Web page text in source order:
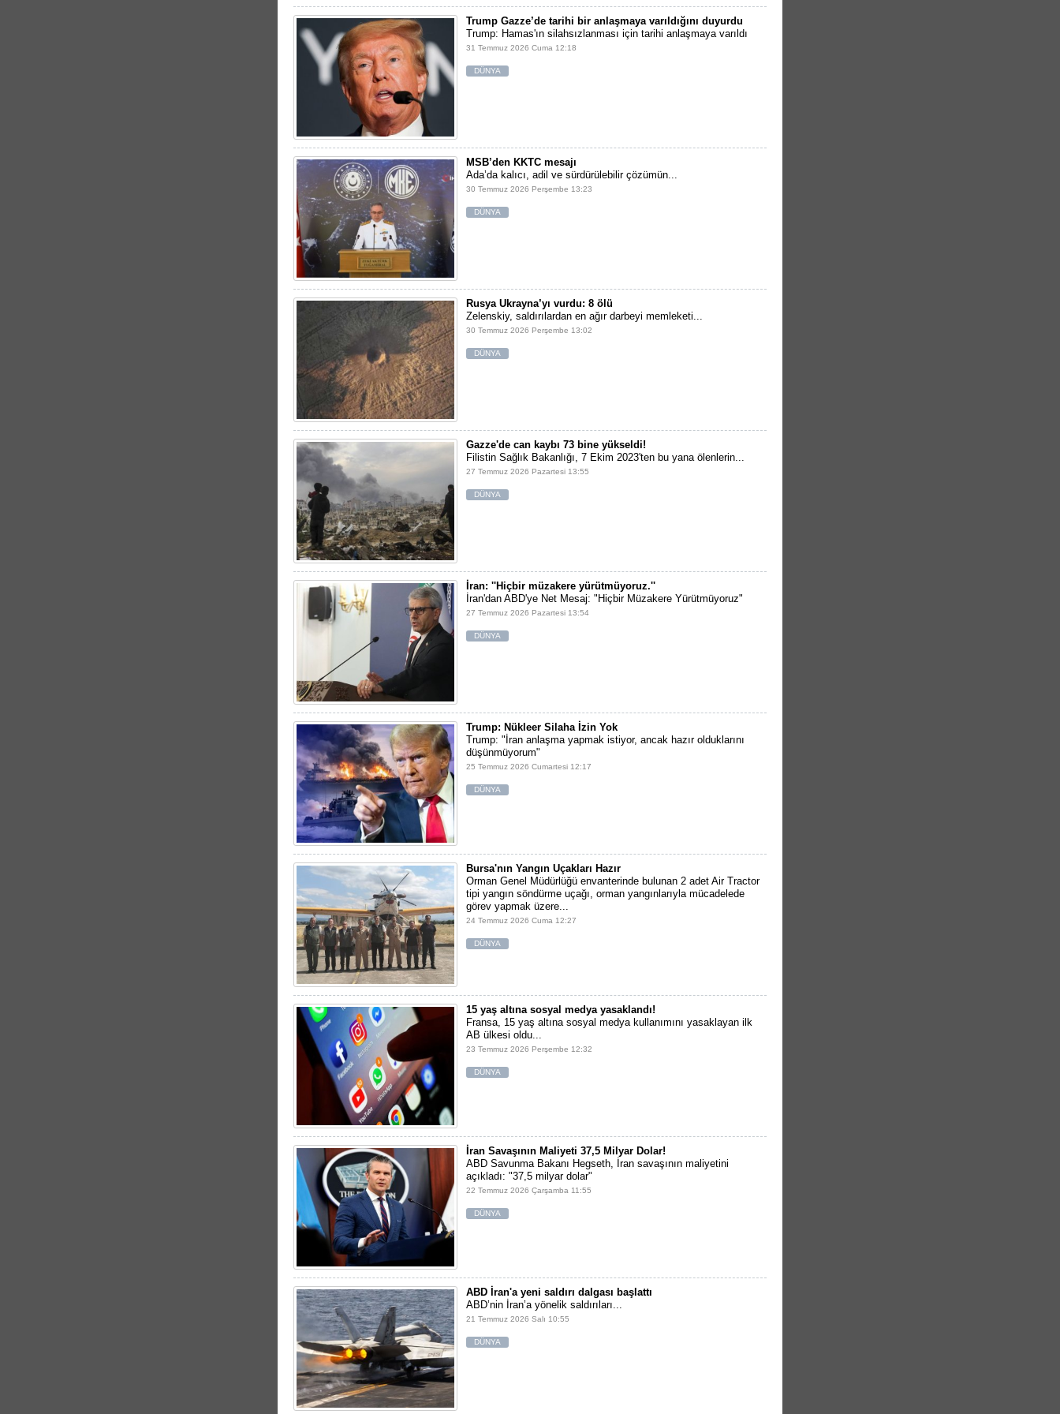
Trump Gazze’de tarihi bir anlaşmaya varıldığını duyurdu
Trump: Hamas'ın silahsızlanması için tarihi anlaşmaya varıldı
31 Temmuz 2026 Cuma 12:18
DÜNYA
MSB’den KKTC mesajı
Ada’da kalıcı, adil ve sürdürülebilir çözümün...
30 Temmuz 2026 Perşembe 13:23
DÜNYA
Rusya Ukrayna’yı vurdu: 8 ölü
Zelenskiy, saldırılardan en ağır darbeyi memleketi...
30 Temmuz 2026 Perşembe 13:02
DÜNYA
Gazze'de can kaybı 73 bine yükseldi!
Filistin Sağlık Bakanlığı, 7 Ekim 2023'ten bu yana ölenlerin...
27 Temmuz 2026 Pazartesi 13:55
DÜNYA
İran: ''Hiçbir müzakere yürütmüyoruz.''
İran'dan ABD'ye Net Mesaj: "Hiçbir Müzakere Yürütmüyoruz"
27 Temmuz 2026 Pazartesi 13:54
DÜNYA
Trump: Nükleer Silaha İzin Yok
Trump: "İran anlaşma yapmak istiyor, ancak hazır olduklarını
düşünmüyorum"
25 Temmuz 2026 Cumartesi 12:17
DÜNYA
Bursa'nın Yangın Uçakları Hazır
Orman Genel Müdürlüğü envanterinde bulunan 2 adet Air Tractor
tipi yangın söndürme uçağı, orman yangınlarıyla mücadelede
görev yapmak üzere...
24 Temmuz 2026 Cuma 12:27
DÜNYA
15 yaş altına sosyal medya yasaklandı!
Fransa, 15 yaş altına sosyal medya kullanımını yasaklayan ilk
AB ülkesi oldu...
23 Temmuz 2026 Perşembe 12:32
DÜNYA
İran Savaşının Maliyeti 37,5 Milyar Dolar!
ABD Savunma Bakanı Hegseth, İran savaşının maliyetini
açıkladı: "37,5 milyar dolar"
22 Temmuz 2026 Çarşamba 11:55
DÜNYA
ABD İran'a yeni saldırı dalgası başlattı
ABD’nin İran’a yönelik saldırıları...
21 Temmuz 2026 Salı 10:55
DÜNYA